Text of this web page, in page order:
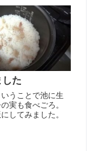
した
うことで池に生
実も食べごろ。
してみました。